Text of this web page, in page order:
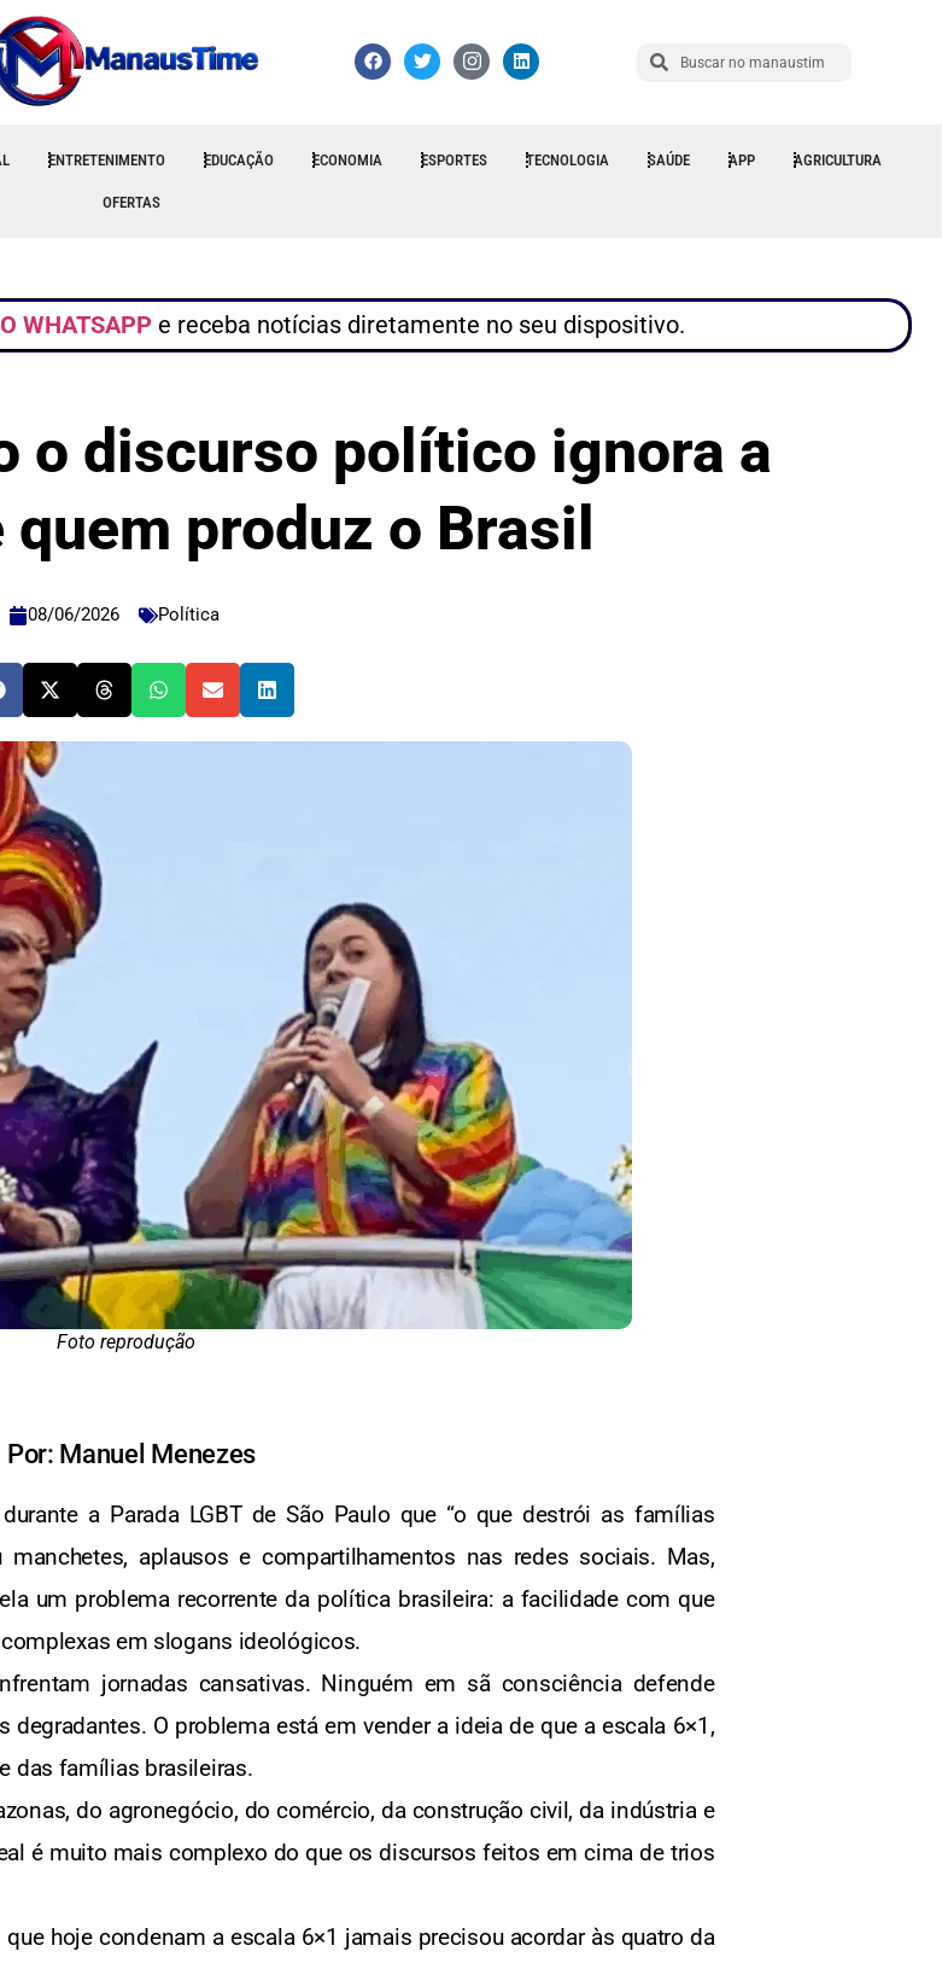
ENTRETENIMENTO EDUCAÇÃO ECONOMIA ESPORTES TECNOLOGIA SAÚDE APP AGRICULTURA
OFERTAS
WHATSAPP e receba notícias diretamente no seu dispositivo.
o discurso político ignora a
produz o Brasil
08/06/2026 Política
Foto reprodução
Por: Manuel Menezes
a Parada LGBT de São Paulo que “o que destrói as famílias
aplausos e compartilhamentos nas redes sociais. Mas,
um problema recorrente da política brasileira: a facilidade com que
em slogans ideológicos.
jornadas cansativas. Ninguém em sã consciência defende
O problema está em vender a ideia de que a escala 6×1,
das famílias brasileiras.
do agronegócio, do comércio, da construção civil, da indústria e
é muito mais complexo do que os discursos feitos em cima de trios
hoje condenam a escala 6×1 jamais precisou acordar às quatro da